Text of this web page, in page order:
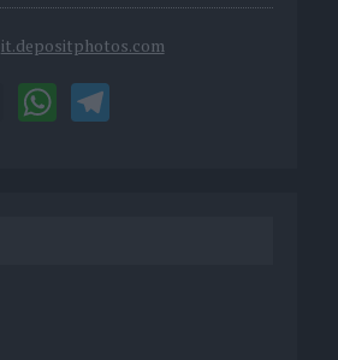
it.depositphotos.com